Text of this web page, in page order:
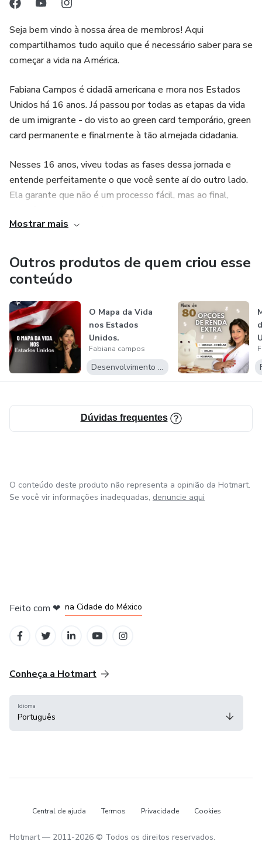
Seja bem vindo à nossa área de membros! Aqui
compartilhamos tudo aquilo que é necessário saber para se
começar a vida na América.
Fabiana Campos é cidadã americana e mora nos Estados
Unidos há 16 anos. Já passou por todas as etapas da vida
de um imigrante - do visto ao green card temporário, green
card permanente e finalmente à tão almejada cidadania.
Nesses 16 anos, viveu todas as fases dessa jornada e
entende perfeitamente o que você sente aí do outro lado.
Ela garante que não é um processo fácil, mas ao final,
Mostrar mais
Outros produtos de quem criou esse
conteúdo
O Mapa da Vida
nos Estados
Unidos.
Fabiana campos
Desenvolvimento Pessoal
Dúvidas frequentes
O conteúdo deste produto não representa a opinião da Hotmart.
Se você vir informações inadequadas, denuncie aqui
Feito com ❤ na Cidade do México
Conheça a Hotmart
Idioma
Português
Central de ajuda Termos Privacidade Cookies
Hotmart — 2011-2026 © Todos os direitos reservados.